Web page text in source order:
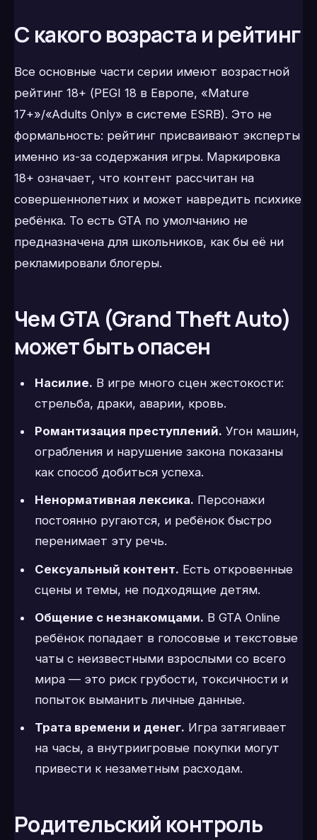
С какого возраста и рейтинг
Все основные части серии имеют возрастной
рейтинг 18+ (PEGI 18 в Европе, «Mature
17+»/«Adults Only» в системе ESRB). Это не
формальность: рейтинг присваивают эксперты
именно из-за содержания игры. Маркировка
18+ означает, что контент рассчитан на
совершеннолетних и может навредить психике
ребёнка. То есть GTA по умолчанию не
предназначена для школьников, как бы её ни
рекламировали блогеры.
Чем GTA (Grand Theft Auto)
может быть опасен
Насилие. В игре много сцен жестокости:
стрельба, драки, аварии, кровь.
Романтизация преступлений. Угон машин,
ограбления и нарушение закона показаны
как способ добиться успеха.
Ненормативная лексика. Персонажи
постоянно ругаются, и ребёнок быстро
перенимает эту речь.
Сексуальный контент. Есть откровенные
сцены и темы, не подходящие детям.
Общение с незнакомцами. В GTA Online
ребёнок попадает в голосовые и текстовые
чаты с неизвестными взрослыми со всего
мира — это риск грубости, токсичности и
попыток выманить личные данные.
Трата времени и денег. Игра затягивает
на часы, а внутриигровые покупки могут
привести к незаметным расходам.
Родительский контроль